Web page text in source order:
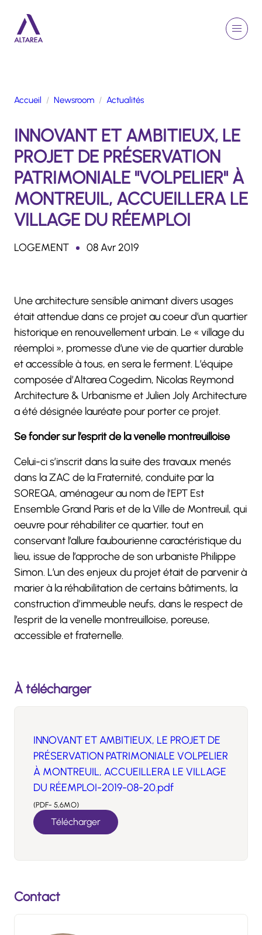
Menu
ACTIVITÉS
ENGAGEMENTS
TALENTS
FINANCE
NEWSROOM
PORTFOLIO
Rechercher
Accueil Newsroom Actualités
INNOVANT ET AMBITIEUX, LE
PROJET DE PRÉSERVATION
PATRIMONIALE "VOLPELIER" À
MONTREUIL, ACCUEILLERA LE
VILLAGE DU RÉEMPLOI
LOGEMENT 08 Avr 2019
Une architecture sensible animant divers usages
était attendue dans ce projet au coeur d’un quartier
historique en renouvellement urbain. Le « village du
réemploi », promesse d’une vie de quartier durable
et accessible à tous, en sera le ferment. L’équipe
composée d’Altarea Cogedim, Nicolas Reymond
Architecture & Urbanisme et Julien Joly Architecture
a été désignée lauréate pour porter ce projet.
Se fonder sur l’esprit de la venelle montreuilloise
Celui-ci s’inscrit dans la suite des travaux menés
dans la ZAC de la Fraternité, conduite par la
SOREQA, aménageur au nom de l’EPT Est
Ensemble Grand Paris et de la Ville de Montreuil, qui
oeuvre pour réhabiliter ce quartier, tout en
conservant l’allure faubourienne caractéristique du
lieu, issue de l’approche de son urbaniste Philippe
Simon. L’un des enjeux du projet était de parvenir à
marier à la réhabilitation de certains bâtiments, la
construction d’immeuble neufs, dans le respect de
l’esprit de la venelle montreuilloise, poreuse,
accessible et fraternelle.
À télécharger
INNOVANT ET AMBITIEUX, LE PROJET DE
PRÉSERVATION PATRIMONIALE VOLPELIER
À MONTREUIL, ACCUEILLERA LE VILLAGE
DU RÉEMPLOI-2019-08-20.pdf
(PDF- 5,6MO)
Télécharger
Contact